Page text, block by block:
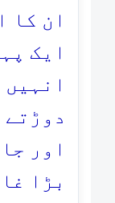
ان کا
ایک
انہیں
دوڑتے
اور
بڑا